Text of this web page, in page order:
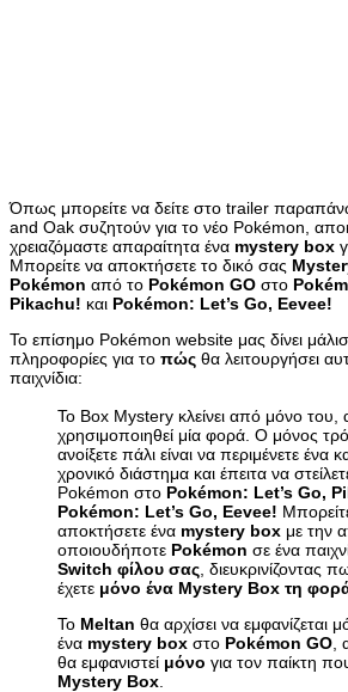
Όπως μπορείτε να δείτε στο trailer
and Oak συζητούν για το νέο Pokémon,
χρειαζόμαστε απαραίτητα ένα mystery box
Μπορείτε να αποκτήσετε το δικό σας
Pokémon από το Pokémon GO στο
Pikachu! και Pokémon: Let’s Go, Eevee!
Το επίσημο Pokémon website μας δίνει
πληροφορίες για το πώς θα λειτουργήσει
παιχνίδια:
Το Box Mystery κλείνει από μόνο του,
χρησιμοποιηθεί μία φορά. Ο μόνος
ανοίξετε πάλι είναι να περιμένετε ένα
χρονικό διάστημα και έπειτα να
Pokémon στο Pokémon: Let’s Go,
Pokémon: Let’s Go, Eevee!
αποκτήσετε ένα mystery box με την
οποιουδήποτε Pokémon σε ένα
Switch φίλου σας , διευκρινίζοντας
έχετε μόνο ένα Mystery Box τη
Το Meltan θα αρχίσει να εμφανίζεται
ένα mystery box στο Pokémon GO
θα εμφανιστεί μόνο για τον παίκτη
Mystery Box